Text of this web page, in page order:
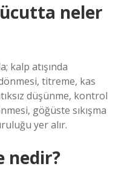
neler
kalp atışında
titreme, kas
düşünme, kontrol
göğüste sıkışma
yer alır.
nedir?